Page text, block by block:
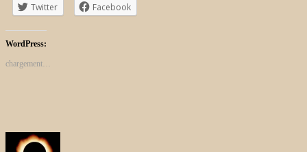
Twitter Facebook
WordPress:
chargement…